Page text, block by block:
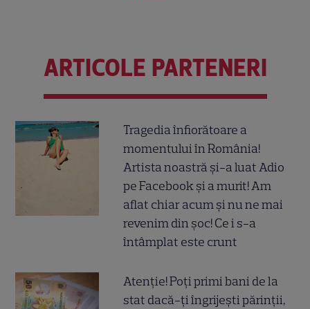
ARTICOLE PARTENERI
Tragedia înfiorătoare a
momentului în România!
Artista noastră și-a luat Adio
pe Facebook și a murit! Am
aflat chiar acum și nu ne mai
revenim din șoc! Ce i s-a
întâmplat este crunt
Atenție! Poți primi bani de la
stat dacă-ți îngrijești părinții,